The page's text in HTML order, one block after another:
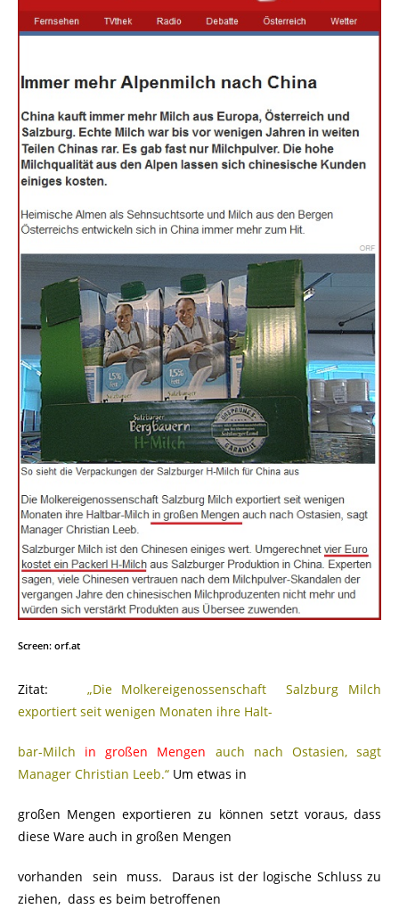
Screen: orf.at
Zitat: „Die Molkereigenossenschaft Salzburg Milch
exportiert seit wenigen Monaten ihre Halt-
bar-Milch in großen Mengen auch nach Ostasien, sagt
Manager Christian Leeb.“ Um etwas in
großen Mengen exportieren zu können setzt voraus, dass
diese Ware auch in großen Mengen
vorhanden sein muss. Daraus ist der logische Schluss zu
ziehen, dass es beim betroffenen